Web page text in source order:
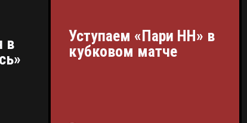
в
Уступаем «Пари НН» в
кубковом матче